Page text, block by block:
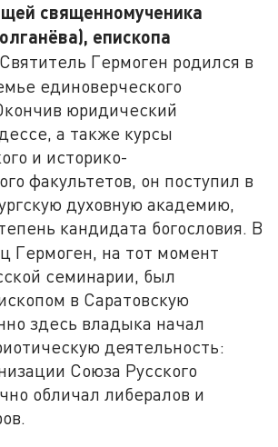
священномученика
епископа
Гермоген родился в
единоверческого
юридический
а также курсы
и историко-
факультетов, он поступил в
духовную академию,
кандидата богословия. В
Гермоген, на тот момент
семинарии, был
в Саратовскую
здесь владыка начал
деятельность:
Союза Русского
обличал либералов и